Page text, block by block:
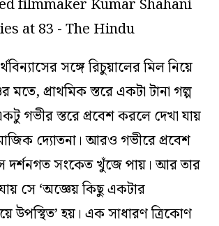
সঙ্গে রিচুয়ালের মিল নিয়ে
মতে, প্রাথমিক স্তরে একটা টানা গল্প
গভীর স্তরে প্রবেশ করলে দেখা যায়
দ্যোতনা। আরও গভীরে প্রবেশ
দর্শনগত সংকেত খুঁজে পায়। আর তার
সে ‘অজ্ঞেয় কিছু একটার
উপস্থিত’ হয়। এক সাধারণ ত্রিকোণ